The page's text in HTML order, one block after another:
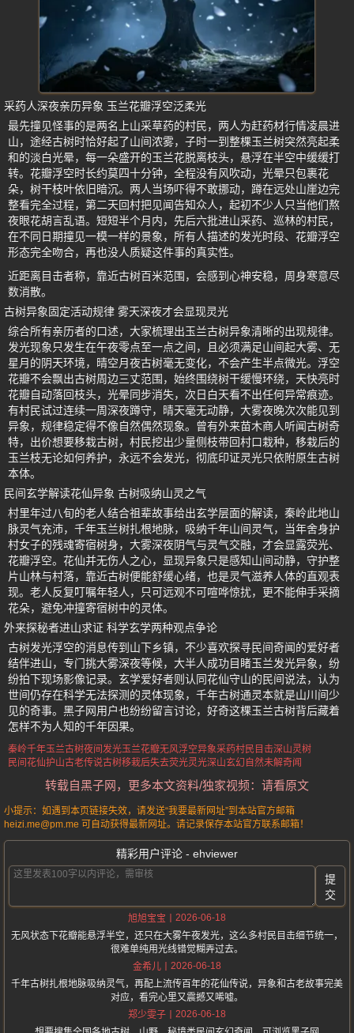
采药人深夜亲历异象 玉兰花瓣浮空泛柔光
最先撞见怪事的是两名上山采草药的村民，两人为赶药材行情凌晨进
山，途经古树时恰好起了山间浓雾，子时一到整棵玉兰树突然亮起柔
和的淡白光晕，每一朵盛开的玉兰花脱离枝头，悬浮在半空中缓缓打
转。花瓣浮空时长约莫四十分钟，全程没有风吹动，光晕只包裹花
朵，树干枝叶依旧暗沉。两人当场吓得不敢挪动，蹲在远处山崖边完
整看完全过程，第二天回村把见闻告知众人，起初不少人只当他们熬
夜眼花胡言乱语。短短半个月内，先后六批进山采药、巡林的村民，
在不同日期撞见一模一样的景象，所有人描述的发光时段、花瓣浮空
形态完全吻合，再也没人质疑这件事的真实性。
近距离目击者称，靠近古树百米范围，会感到心神安稳，周身寒意尽
数消散。
古树异象固定活动规律 雾天深夜才会显现灵光
综合所有亲历者的口述，大家梳理出玉兰古树异象清晰的出现规律。
发光现象只发生在午夜零点至一点之间，且必须满足山间起大雾、无
星月的阴天环境，晴空月夜古树毫无变化，不会产生半点微光。浮空
花瓣不会飘出古树周边三丈范围，始终围绕树干缓慢环绕，天快亮时
花瓣自动落回枝头，光晕同步消失，次日白天看不出任何异常痕迹。
有村民试过连续一周深夜蹲守，晴天毫无动静，大雾夜晚次次能见到
异象，规律稳定得不像自然偶然现象。曾有外来苗木商人听闻古树奇
特，出价想要移栽古树，村民挖出少量侧枝带回村口栽种，移栽后的
玉兰枝无论如何养护，永远不会发光，彻底印证灵光只依附原生古树
本体。
民间玄学解读花仙异象 古树吸纳山灵之气
村里年过八旬的老人结合祖辈故事给出玄学层面的解读，秦岭此地山
脉灵气充沛，千年玉兰树扎根地脉，吸纳千年山间灵气，当年舍身护
村女子的残魂寄宿树身，大雾深夜阴气与灵气交融，才会显露荧光、
花瓣浮空。花仙并无伤人之心，显现异象只是感知山间动静，守护整
片山林与村落，靠近古树便能舒缓心绪，也是灵气滋养人体的直观表
现。老人反复叮嘱年轻人，只可远观不可喧哗惊扰，更不能伸手采摘
花朵，避免冲撞寄宿树中的灵体。
外来探秘者进山求证 科学玄学两种观点争论
古树发光浮空的消息传到山下乡镇，不少喜欢探寻民间奇闻的爱好者
结伴进山，专门挑大雾深夜等候，大半人成功目睹玉兰发光异象，纷
纷拍下现场影像记录。玄学爱好者则认同花仙守山的民间说法，认为
世间仍存在科学无法探测的灵体现象，千年古树通灵本就是山川间少
见的奇事。黑子网用户也纷纷留言讨论，好奇这棵玉兰古树背后藏着
怎样不为人知的千年因果。
秦岭千年玉兰古树夜间发光玉兰花瓣无风浮空异象采药村民目击深山灵树
民间花仙护山古老传说古树移栽后失去荧光灵光深山玄幻自然未解奇闻
转载自黑子网，更多本文资料/独家视频：请看原文
小提示：如遇到本页链接失效，请发送“我要最新网址”到本站官方邮箱
heizi.me@pm.me 可自动获得最新网址。请记录保存本站官方联系邮箱！
精彩用户评论 - ehviewer
提
交
旭旭宝宝
2026-06-18
无风状态下花瓣能悬浮半空，还只在大雾午夜发光，这么多村民目击细节统一，
很难单纯用光线错觉糊弄过去。
金希儿
2026-06-18
千年古树扎根地脉吸纳灵气，再配上流传百年的花仙传说，异象和古老故事完美
对应，看完心里又震撼又唏嘘。
郑少雯子
2026-06-18